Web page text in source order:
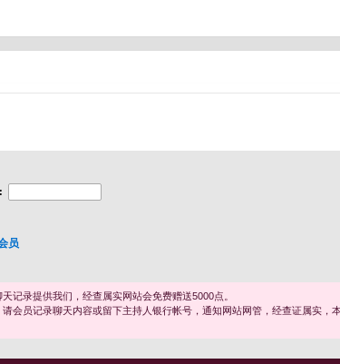
员
记录提供我们，经查属实网站会免费赠送5000点。
会员记录聊天内容或留下主持人银行帐号，通知网站网管，经查证属实，